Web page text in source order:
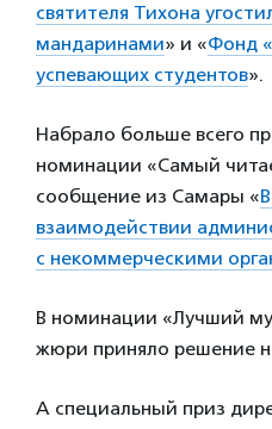
святителя Тихона
мандаринами» и «Фонд
успевающих студентов».
Набрало больше всего
номинации «Самый
сообщение из Самары «
взаимодействии
с некоммерческими
В номинации «Лучший
жюри приняло решение
А специальный приз